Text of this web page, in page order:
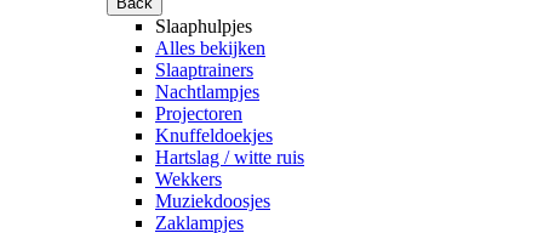
Slaaphulpjes
Alles bekijken
Slaaptrainers
Nachtlampjes
Projectoren
Knuffeldoekjes
Hartslag / witte ruis
Wekkers
Muziekdoosjes
Zaklampjes